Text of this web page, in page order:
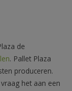
de
. Pallet Plaza
produceren.
het aan een